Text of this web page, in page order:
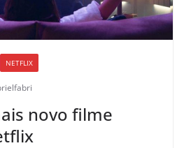
NETFLIX
novo filme